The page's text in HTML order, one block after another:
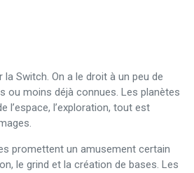
Switch. On a le droit à un peu de
ou moins déjà connues. Les planètes
l’espace, l’exploration, tout est
promettent un amusement certain
le grind et la création de bases. Les